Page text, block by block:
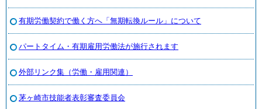
有期労働契約で働く方へ「無期転換ルール」について
パートタイム・有期雇用労働法が施行されます
外部リンク集（労働・雇用関連）
茅ヶ崎市技能者表彰審査委員会